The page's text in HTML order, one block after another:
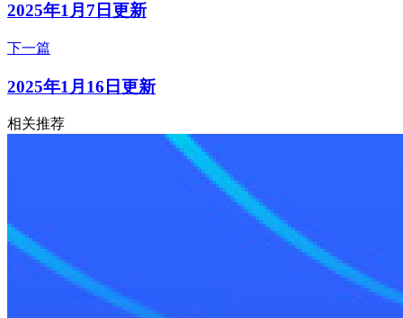
2025年1月7日更新
下一篇
2025年1月16日更新
相关推荐